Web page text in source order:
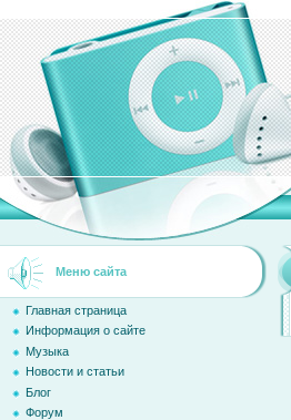
Меню сайта
Главная страница
Информация о сайте
Музыка
Новости и статьи
Блог
Форум